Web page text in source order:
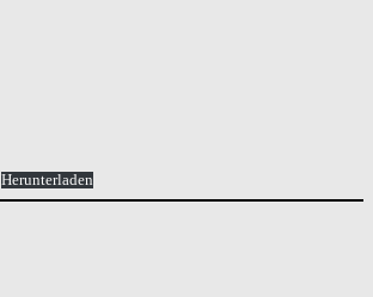
Herunterladen